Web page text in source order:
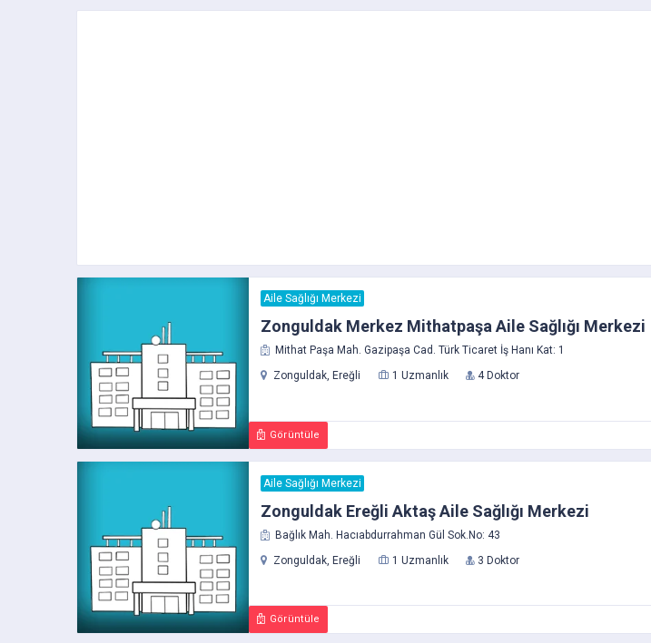
Aile Sağlığı Merkezi
Zonguldak Merkez Mithatpaşa Aile Sağlığı Merkezi
Mithat Paşa Mah. Gazipaşa Cad. Türk Ticaret İş Hanı Kat: 1
Zonguldak, Ereğli
1 Uzmanlık 4 Doktor
Görüntüle
Aile Sağlığı Merkezi
Zonguldak Ereğli Aktaş Aile Sağlığı Merkezi
Bağlık Mah. Hacıabdurrahman Gül Sok.No: 43
Zonguldak, Ereğli
1 Uzmanlık 3 Doktor
Görüntüle